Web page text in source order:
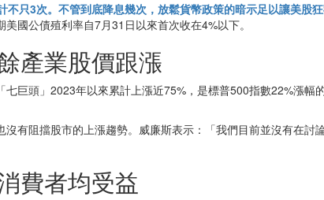
只3次。不管到底降息幾次，放鬆貨幣政策的暗示足以讓美股
國公債殖利率自7月31日以來首次收在4%以下。
產業股價跟漲
七巨頭」2023年以來累計上漲近75%，是標普500指數22%漲幅
有阻擋股市的上漲趨勢。威廉斯表示：「我們目前並沒有在討
費者均受益